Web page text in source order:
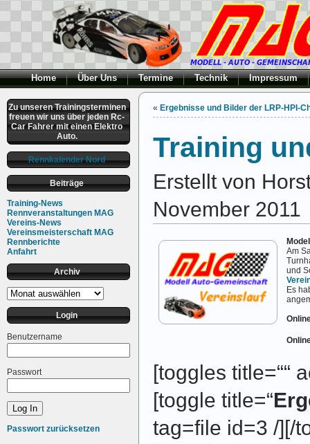
Home Über Uns Termine Technik Impressum
Zu unseren Trainingsterminen
freuen wir uns über jeden Rc-
Car Fahrer mit einen Elektro
Auto.
Rennkalender Nord
Beiträge
Training-News
Rennveranstaltungen MAG
Vereins-News
Vereinsmeisterschaft MAG
Rennberichte
Anfahrt
Archiv
Archiv
Login
Benutzername
Passwort
Passwort zurücksetzen
« Ergebnisse und Bilder der LRP-HPI-
Training
Erstellt von
November 2011
Am
und
Es
[toggles title=““
[toggle title=“
tag=file id=3 /][/